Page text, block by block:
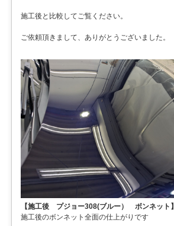
施工後と比較してご覧ください。
ご依頼頂きまして、ありがとうございました。
【施工後 プジョー308(ブルー） ボンネット】
施工後のボンネット全面の仕上がりです